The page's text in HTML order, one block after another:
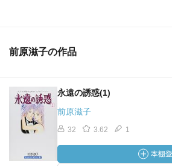
前原滋子の作品
永遠の誘惑(1)
前原滋子
32 3.62 1